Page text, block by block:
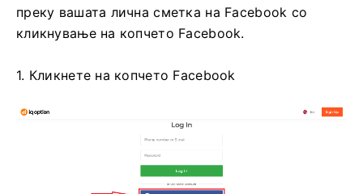
преку вашата лична сметка на Facebook со
кликнување на копчето Facebook.
1. Кликнете на копчето Facebook